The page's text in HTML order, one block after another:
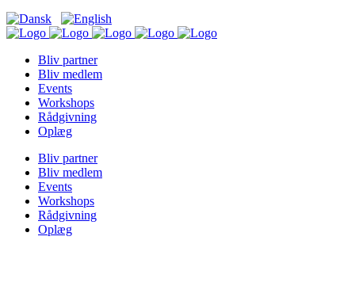
Bliv partner
Bliv medlem
Events
Workshops
Rådgivning
Oplæg
Bliv partner
Bliv medlem
Events
Workshops
Rådgivning
Oplæg